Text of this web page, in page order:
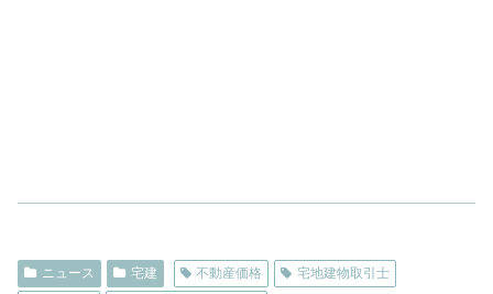
ニュース 宅建 不動産価格
宅地建物取引士